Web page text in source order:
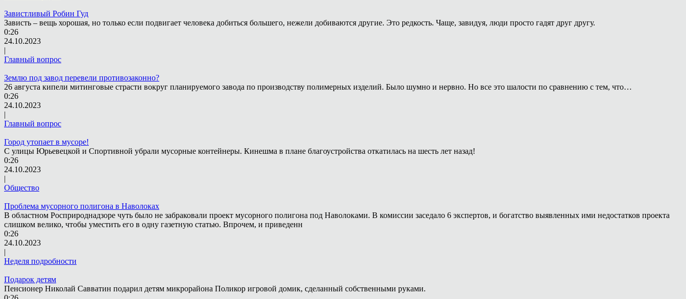
Завистливый Робин Гуд
Зависть – вещь хорошая, но только если подвигает человека добиться большего, нежели добиваются другие. Это редкость. Чаще, завидуя, люди просто гадят друг другу.
0:26
24.10.2023
|
Главный вопрос
Землю под завод перевели противозаконно?
26 августа кипели митинговые страсти вокруг планируемого завода по производству полимерных изделий. Было шумно и нервно. Но все это шалости по сравнению с тем, что…
0:26
24.10.2023
|
Главный вопрос
Город утопает в мусоре!
С улицы Юрьевецкой и Спортивной убрали мусорные контейнеры. Кинешма в плане благоустройства откатилась на шесть лет назад!
0:26
24.10.2023
|
Общество
Проблема мусорного полигона в Наволоках
В областном Росприроднадзоре чуть было не забраковали проект мусорного полигона под Наволоками. В комиссии заседало 6 экспертов, и богатство выявленных ими недостатков проекта
слишком велико, чтобы уместить его в одну газетную статью. Впрочем, и приведенн
0:26
24.10.2023
|
Неделя подробности
Подарок детям
Пенсионер Николай Савватин подарил детям микрорайона Поликор игровой домик, сделанный собственными руками.